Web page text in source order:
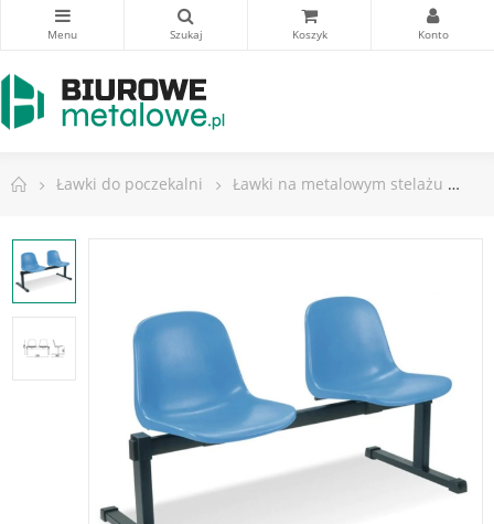
Ławki do poczekalni Ławki na metalowym stelażu